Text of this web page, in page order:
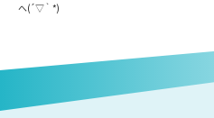
へ(´▽｀*)